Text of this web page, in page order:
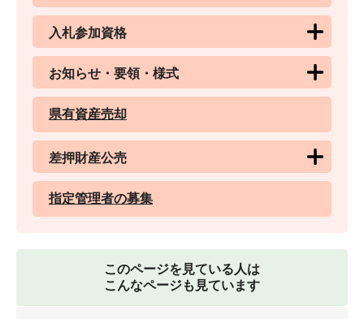
入札参加資格
お知らせ・要領・様式
県有資産売却
差押財産公売
指定管理者の募集
このページを見ている人は
こんなページも見ています